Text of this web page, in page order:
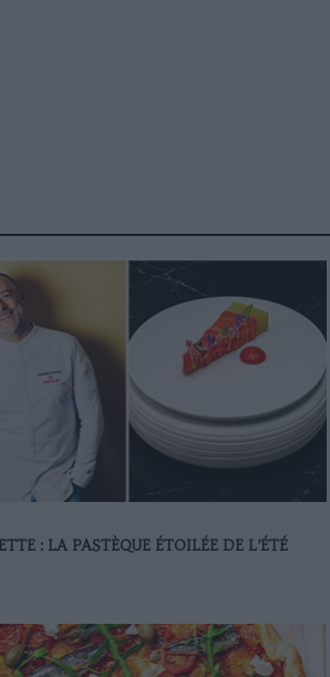
: LA PASTÈQUE ÉTOILÉE DE L’ÉTÉ